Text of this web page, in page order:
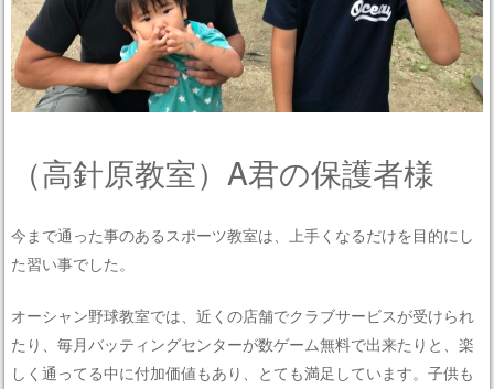
（高針原教室）A君の保護者様
今まで通った事のあるスポーツ教室は、上手くなるだけを目的にし
た習い事でした。
オーシャン野球教室では、近くの店舗でクラブサービスが受けられ
たり、毎月バッティングセンターが数ゲーム無料で出来たりと、楽
しく通ってる中に付加価値もあり、とても満足しています。子供も